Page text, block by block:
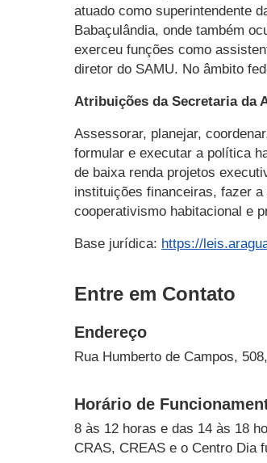
atuado como superintendente
Babaçulândia, onde também
exerceu funções como
diretor do SAMU. No âmbito
Atribuições da Secretaria da
Assessorar, planejar,
formular e executar a política
de baixa renda projetos
instituições financeiras, fazer
cooperativismo habitacional e
Base jurídica: https://
Entre em Contato
Endereço
Rua Humberto de Campos,
Horário de
8 às 12 horas e das 14 às 18
CRAS, CREAS e o Centro Dia